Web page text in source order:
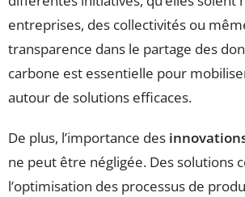
entreprises, des collectivités ou
transparence dans le partage des
carbone est essentielle pour
autour de solutions efficaces.
De plus, l’importance des
ne peut être négligée. Des solutions
l’optimisation des processus de